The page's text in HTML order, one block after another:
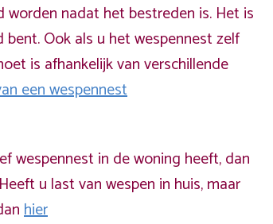
worden nadat het bestreden is. Het is
Ook als u het wespennest zelf
is afhankelijk van verschillende
een wespennest
wespennest in de woning heeft, dan
u last van wespen in huis, maar
hier